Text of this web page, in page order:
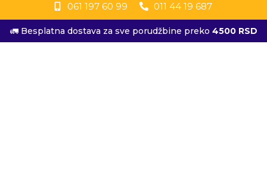
061 197 60 99 011 44 19 687
🚛 Besplatna dostava za sve porudžbine preko 4500 RSD